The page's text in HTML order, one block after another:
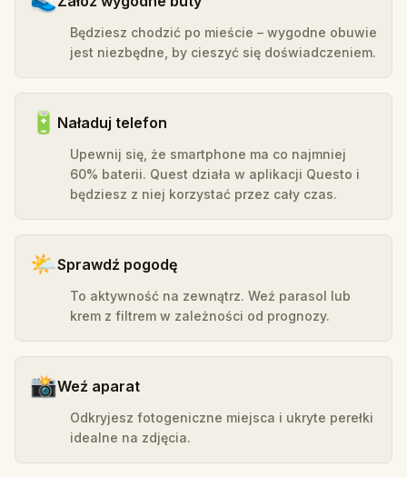
Będziesz chodzić po mieście – wygodne obuwie
jest niezbędne, by cieszyć się doświadczeniem.
🔋 Naładuj telefon
Upewnij się, że smartphone ma co najmniej
60% baterii. Quest działa w aplikacji Questo i
będziesz z niej korzystać przez cały czas.
🌤️Sprawdź pogodę
To aktywność na zewnątrz. Weź parasol lub
krem z filtrem w zależności od prognozy.
📸Weź aparat
Odkryjesz fotogeniczne miejsca i ukryte perełki
idealne na zdjęcia.